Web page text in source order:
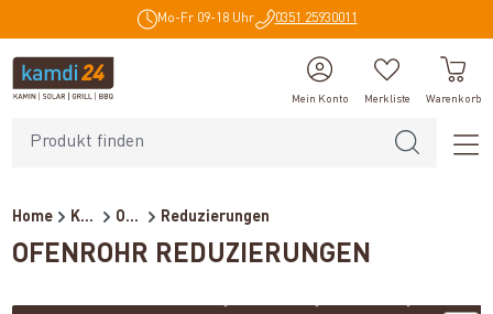
Mo-Fr 09-18 Uhr 0351 25930011
Mein Konto Merkliste Warenkorb
Home Kaminzubehör Ofenrohre für Holzöfen Reduzierungen
OFENROHR REDUZIERUNGEN